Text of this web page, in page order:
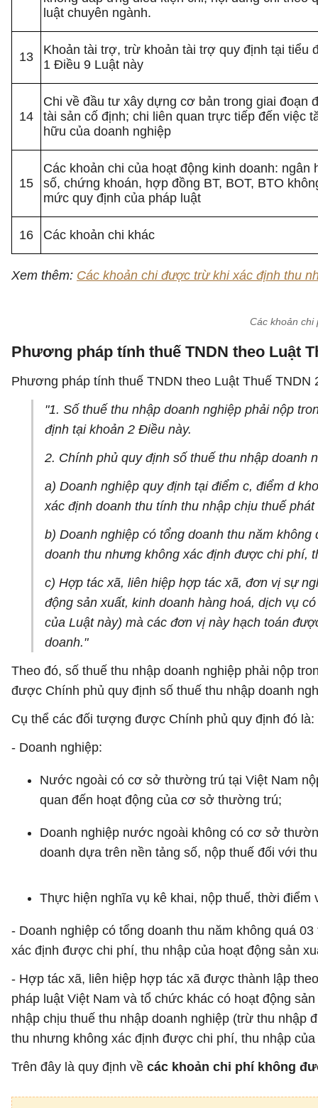
luật chuyên ngành.
13
Khoản tài trợ, trừ khoản tài trợ quy định tại tiểu
1 Điều 9 Luật này
14
Chi về đầu tư xây dựng cơ bản trong giai đoạn
tài sản cố định; chi liên quan trực tiếp đến việc
hữu của doanh nghiệp
15
Các khoản chi của hoạt động kinh doanh: ngân
số, chứng khoán, hợp đồng BT, BOT, BTO
mức quy định của pháp luật
16 Các khoản chi khác
Xem thêm: Các khoản chi được trừ khi xác định thu
Các khoản chi
Phương pháp tính thuế TNDN theo Luật
Phương pháp tính thuế TNDN theo Luật Thuế
"1. Số thuế thu nhập doanh nghiệp phải nộp
định tại khoản 2 Điều này.
2. Chính phủ quy định số thuế thu nhập doanh
a) Doanh nghiệp quy định tại điểm c, điểm d
xác định doanh thu tính thu nhập chịu thuế
b) Doanh nghiệp có tổng doanh thu năm
doanh thu nhưng không xác định được chi phí,
c) Hợp tác xã, liên hiệp hợp tác xã, đơn vị sự
động sản xuất, kinh doanh hàng hoá, dịch vụ
của Luật này) mà các đơn vị này hạch toán
doanh."
Theo đó, số thuế thu nhập doanh nghiệp phải nộp
được Chính phủ quy định số thuế thu nhập doanh
Cụ thể các đối tượng được Chính phủ quy định đó là:
- Doanh nghiệp:
Nước ngoài có cơ sở thường trú tại Việt Nam
quan đến hoạt động của cơ sở thường trú;
Doanh nghiệp nước ngoài không có cơ sở
doanh dựa trên nền tảng số, nộp thuế đối với
Thực hiện nghĩa vụ kê khai, nộp thuế, thời điểm
- Doanh nghiệp có tổng doanh thu năm không quá
xác định được chi phí, thu nhập của hoạt động sản
- Hợp tác xã, liên hiệp hợp tác xã được thành lập
pháp luật Việt Nam và tổ chức khác có hoạt động
nhập chịu thuế thu nhập doanh nghiệp (trừ thu
thu nhưng không xác định được chi phí, thu nhập
Trên đây là quy định về các khoản chi phí không